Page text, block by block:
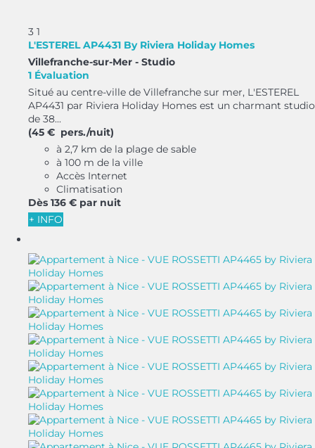
3 1
L'ESTEREL AP4431 By Riviera Holiday Homes
Villefranche-sur-Mer - Studio
1 Évaluation
Situé au centre-ville de Villefranche sur mer, L'ESTEREL
AP4431 par Riviera Holiday Homes est un charmant studio
de 38...
(45 € pers./nuit)
à 2,7 km de la plage de sable
à 100 m de la ville
Accès Internet
Climatisation
Dès 136 € par nuit
+ INFO